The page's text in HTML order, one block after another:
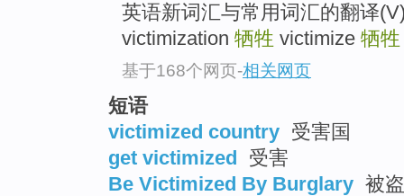
英语新词汇与常用词汇的翻译
victimization 牺牲 victimize 牺牲
基于168个网页-相关网页
短语
victimized country 受害国
get victimized 受害
Be Victimized By Burglary 被盗